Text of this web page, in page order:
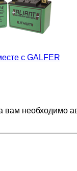
с GALFER
вам необходимо